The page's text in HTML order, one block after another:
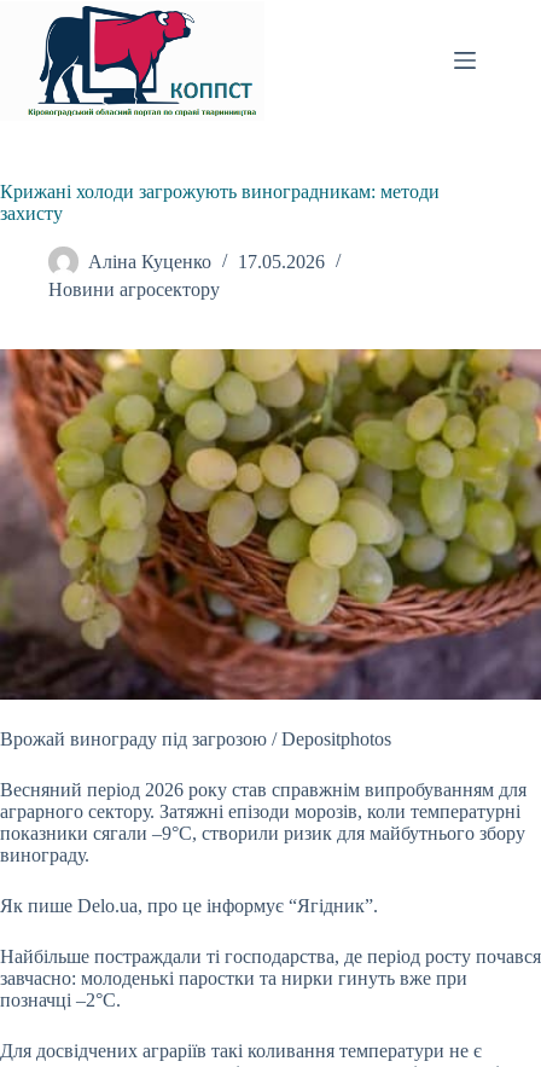
вмісту
Крижані холоди загрожують виноградникам: методи
захисту
Аліна Куценко
17.05.2026
Новини агросектору
Врожай винограду під загрозою / Depositphotos
Весняний період 2026 року став справжнім випробуванням для
аграрного сектору. Затяжні епізоди морозів, коли температурні
показники сягали –9°C, створили ризик для майбутнього збору
винограду.
Як пише Delo.ua, про це інформує “Ягідник”.
Найбільше постраждали ті господарства, де період росту почався
завчасно: молоденькі паростки та нирки гинуть вже при
позначці –2°C.
Для досвідчених аграріїв такі коливання температури не є